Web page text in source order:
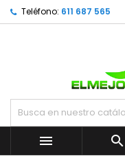
Teléfono: 611 687 565

